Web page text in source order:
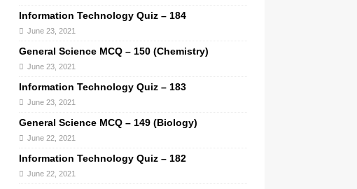
Information Technology Quiz – 184
June 23, 2021
General Science MCQ – 150 (Chemistry)
June 23, 2021
Information Technology Quiz – 183
June 23, 2021
General Science MCQ – 149 (Biology)
June 22, 2021
Information Technology Quiz – 182
June 22, 2021